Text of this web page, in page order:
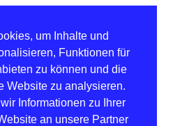
um Inhalte und
Funktionen für
zu können und die
Website zu analysieren.
Informationen zu Ihrer
an unsere Partner